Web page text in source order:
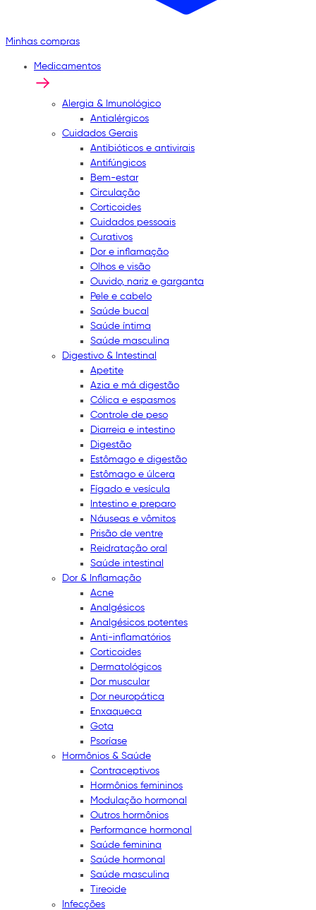
Minhas compras
Medicamentos
Alergia & Imunológico
Antialérgicos
Cuidados Gerais
Antibióticos e antivirais
Antifúngicos
Bem-estar
Circulação
Corticoides
Cuidados pessoais
Curativos
Dor e inflamação
Olhos e visão
Ouvido, nariz e garganta
Pele e cabelo
Saúde bucal
Saúde íntima
Saúde masculina
Digestivo & Intestinal
Apetite
Azia e má digestão
Cólica e espasmos
Controle de peso
Diarreia e intestino
Digestão
Estômago e digestão
Estômago e úlcera
Fígado e vesícula
Intestino e preparo
Náuseas e vômitos
Prisão de ventre
Reidratação oral
Saúde intestinal
Dor & Inflamação
Acne
Analgésicos
Analgésicos potentes
Anti-inflamatórios
Corticoides
Dermatológicos
Dor muscular
Dor neuropática
Enxaqueca
Gota
Psoríase
Hormônios & Saúde
Contraceptivos
Hormônios femininos
Modulação hormonal
Outros hormônios
Performance hormonal
Saúde feminina
Saúde hormonal
Saúde masculina
Tireoide
Infecções